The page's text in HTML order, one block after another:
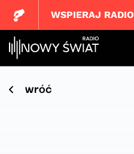
WSPIERAJ RADIO
wróć